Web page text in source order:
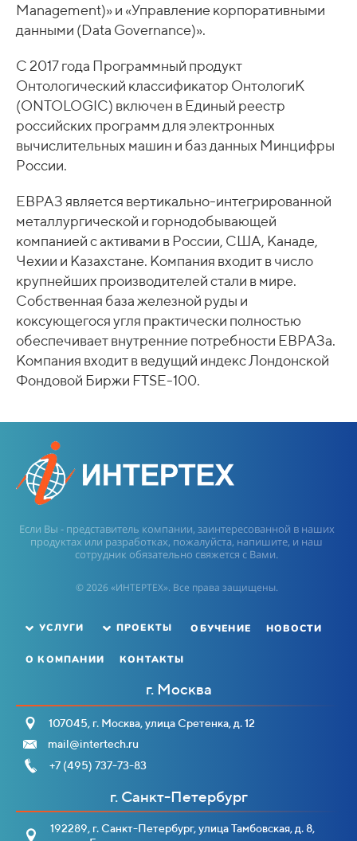
Management)» и «Управление корпоративными
данными (Data Governance)».
С 2017 года Программный продукт
Онтологический классификатор ОнтологиК
(ONTOLOGIC) включен в Единый реестр
российских программ для электронных
вычислительных машин и баз данных Минцифры
России.
ЕВРАЗ является вертикально-интегрированной
металлургической и горнодобывающей
компанией с активами в России, США, Канаде,
Чехии и Казахстане. Компания входит в число
крупнейших производителей стали в мире.
Собственная база железной руды и
коксующегося угля практически полностью
обеспечивает внутренние потребности ЕВРАЗа.
Компания входит в ведущий индекс Лондонской
Фондовой Биржи FTSE-100.
Если Вы - представитель компании, заинтересованной в наших
продуктах или разработках, пожалуйста, напишите, и наш
сотрудник обязательно свяжется с Вами.
© 2026 «ИНТЕРТЕХ». Все права защищены.
УСЛУГИ ПРОЕКТЫ ОБУЧЕНИЕ НОВОСТИ
О КОМПАНИИ КОНТАКТЫ
г. Москва
107045, г. Москва, улица Сретенка, д. 12
mail@intertech.ru
+7 (495) 737-73-83
г. Санкт-Петербург
192289, г. Санкт-Петербург, улица Тамбовская, д. 8,